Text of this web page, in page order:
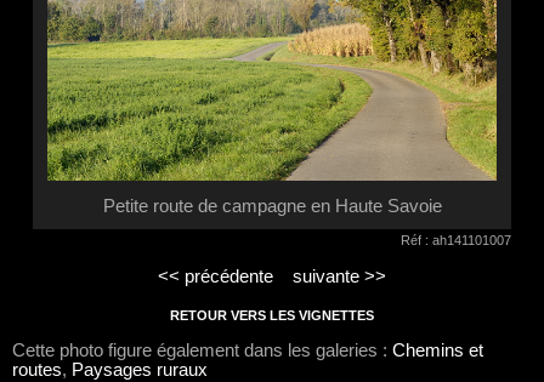
Petite route de campagne en Haute Savoie
Réf : ah141101007
<< précédente suivante >>
RETOUR VERS LES VIGNETTES
Cette photo figure également dans les galeries : Chemins et
routes, Paysages ruraux